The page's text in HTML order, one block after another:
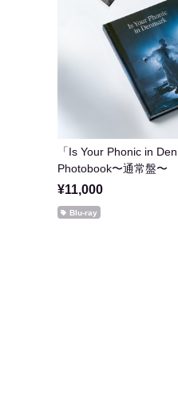
「Is Your Phonic in
Photobook〜通常盤〜
¥11,000
Blu-ray